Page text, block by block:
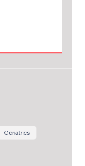
Geriatrics